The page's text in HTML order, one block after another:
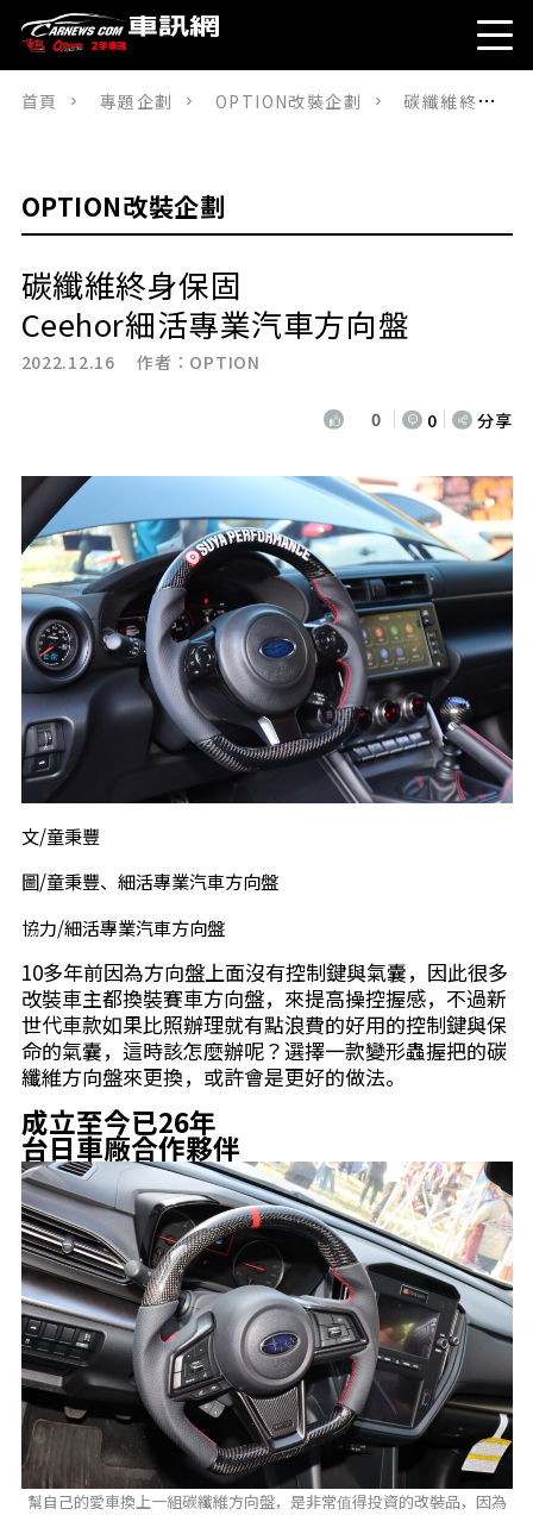
首頁 專題企劃 OPTION改裝企劃 碳纖維終身保固Ceehor細活專業汽車方向盤
OPTION改裝企劃
碳纖維終身保固
Ceehor細活專業汽車方向盤
2022.12.16 作者： OPTION
0 0 分享
文/童秉豐
圖/童秉豐、細活專業汽車方向盤
協力/細活專業汽車方向盤
10多年前因為方向盤上面沒有控制鍵與氣囊，因此很多
改裝車主都換裝賽車方向盤，來提高操控握感，不過新
世代車款如果比照辦理就有點浪費的好用的控制鍵與保
命的氣囊，這時該怎麼辦呢？選擇一款變形蟲握把的碳
纖維方向盤來更換，或許會是更好的做法。
成立至今已26年
台日車廠合作夥伴
幫自己的愛車換上一組碳纖維方向盤，是非常值得投資的改裝品，因為